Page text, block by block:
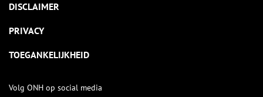
DISCLAIMER
PRIVACY
TOEGANKELIJKHEID
Volg ONH op social media